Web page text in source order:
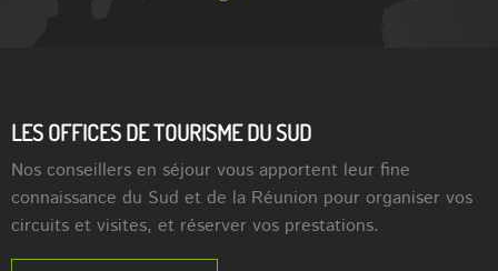
LES OFFICES DE TOURISME DU SUD
Nos conseillers en séjour vous apportent leur fine
connaissance du Sud et de la Réunion pour organiser vos
circuits et visites, et réserver vos prestations.